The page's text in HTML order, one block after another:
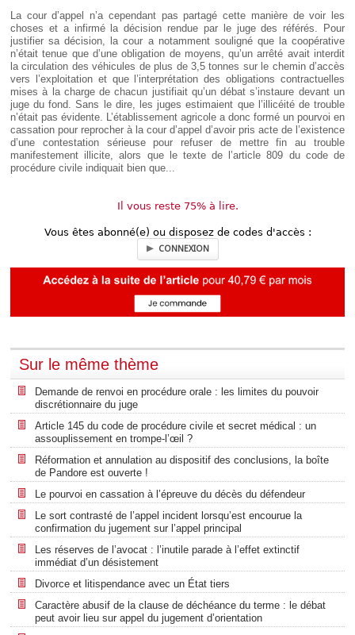
La cour d’appel n’a cependant pas partagé cette manière de voir les
choses et a infirmé la décision rendue par le juge des référés. Pour
justifier sa décision, la cour a notamment souligné que la coopérative
n’était tenue que d’une obligation de moyens, qu’un arrêté avait interdit
la circulation des véhicules de plus de 3,5 tonnes sur le chemin d’accès
vers l’exploitation et que l’interprétation des obligations contractuelles
mises à la charge de chacun justifiait qu’un débat s’instaure devant un
juge du fond. Sans le dire, les juges estimaient que l’illicéité de trouble
n’était pas évidente. L’établissement agricole a donc formé un pourvoi en
cassation pour reprocher à la cour d’appel d’avoir pris acte de l’existence
d’une contestation sérieuse pour refuser de mettre fin au trouble
manifestement illicite, alors que le texte de l’article 809 du code de
procédure civile indiquait bien que...
Il vous reste 75% à lire.
Vous êtes abonné(e) ou disposez de codes d'accès :
CONNEXION
Sur le même thème
Demande de renvoi en procédure orale : les limites du pouvoir
discrétionnaire du juge
Article 145 du code de procédure civile et secret médical : un
assouplissement en trompe-l’œil ?
Réformation et annulation au dispositif des conclusions, la boîte
de Pandore est ouverte !
Le pourvoi en cassation à l’épreuve du décès du défendeur
Le sort contrasté de l’appel incident lorsqu’est encourue la
confirmation du jugement sur l’appel principal
Les réserves de l’avocat : l’inutile parade à l’effet extinctif
immédiat d’un désistement
Divorce et litispendance avec un État tiers
Caractère abusif de la clause de déchéance du terme : le débat
peut avoir lieu sur appel du jugement d’orientation